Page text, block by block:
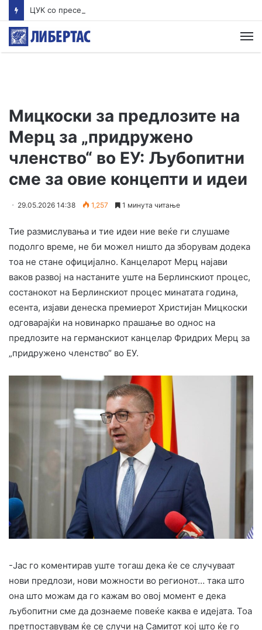
Мицкоски за предлозите на
Мерц за „придружено
членство“ во ЕУ: Љубопитни
сме за овие концепти и идеи
29.05.2026 14:38 1,257 1 минута читање
Тие размислувања и тие идеи ние веќе ги слушаме
подолго време, не би можел ништо да зборувам додека
тоа не стане официјално. Канцеларот Мерц најави
ваков развој на настаните уште на Берлинскиот процес,
состанокот на Берлинскиот процес минатата година,
есента, изјави денеска премиерот Христијан Мицкоски
одговарајќи на новинарко прашање во однос на
предлозите на германскиот канцелар Фридрих Мерц за
„придружено членство“ во ЕУ.
-Јас го коментирав уште тогаш дека ќе се случуваат
нови предлози, нови можности во регионот… така што
она што можам да го кажам во овој момент е дека
љубопитни сме да дознаеме повеќе каква е идејата. Тоа
претпоставувам ќе се случи на Самитот кој што ќе го